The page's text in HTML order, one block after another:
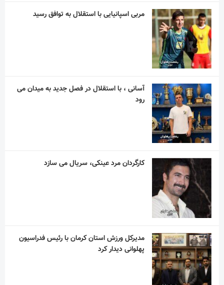
مربی اسپانیایی با استقلال به توافق رسید
آسانی ، با استقلال در فصل جدید به میدان می
رود
کارگردان مرد عینکی، سریال می سازد
مدیرکل ورزش استان کرمان با رئیس فدراسیون
پهلوانی دیدار کرد